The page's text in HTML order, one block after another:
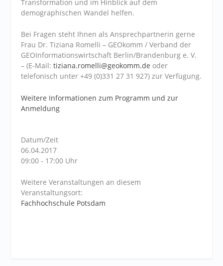
Transformation und im Hinblick auf dem
demographischen Wandel helfen.
Bei Fragen steht Ihnen als Ansprechpartnerin gerne
Frau Dr. Tiziana Romelli – GEOkomm / Verband der
GEOInformationswirtschaft Berlin/Brandenburg e. V.
– (E-Mail:tiziana.romelli@geokomm.de oder
telefonisch unter +49 (0)331 27 31 927) zur Verfügung.
Weitere Informationen zum Programm und zur
Anmeldung
Datum/Zeit
06.04.2017
09:00 - 17:00 Uhr
Weitere Veranstaltungen an diesem
Veranstaltungsort:
Fachhochschule Potsdam